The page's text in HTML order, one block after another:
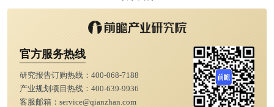
截至本季末，名创优品门店数量达到4514家，其中国
内、海外分别为2768、1746家。以此测算，预计公司
将在2021年在国内市场新开500家门店，2025年海外
门店或达到4500家。
与众多消费品牌求稳的基调不同，名创优品逆市而
官方服务热线
研究报告订购热线： 400-068-7188
产业规划项目热线： 400-639-9936
客服邮箱： service@qianzhan.com